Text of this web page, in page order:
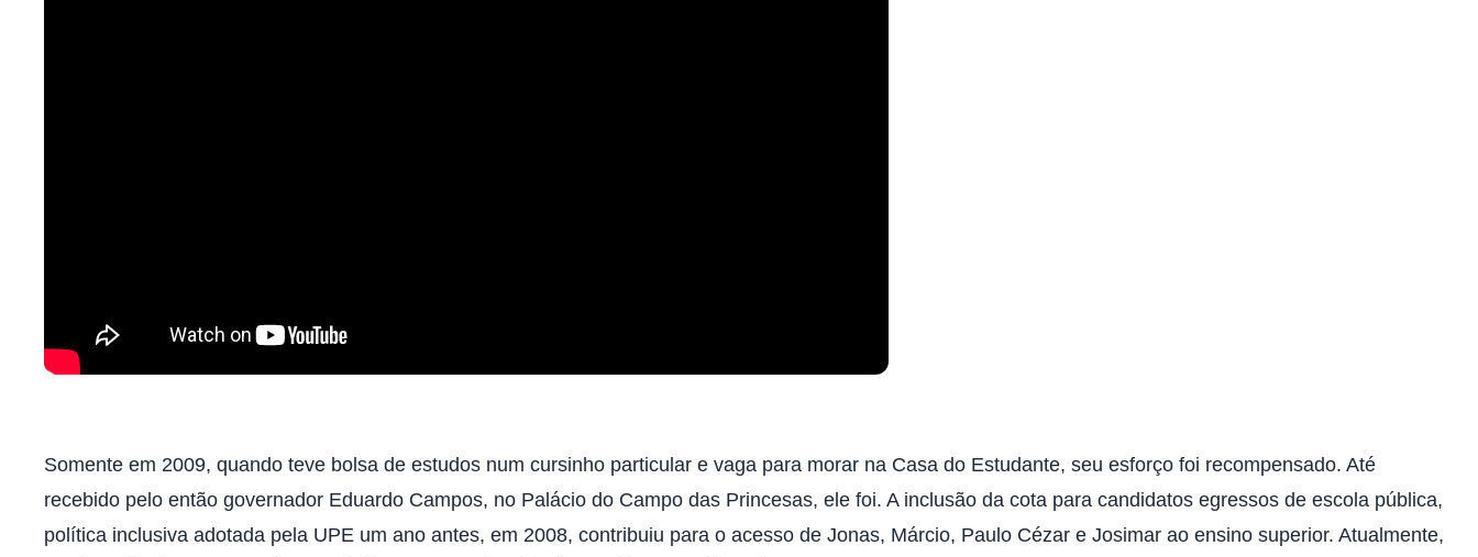
Somente em 2009, quando teve bolsa de estudos num cursinho particular e vaga para morar na Casa do Estudante, seu esforço foi recompensado. Até
recebido pelo então governador Eduardo Campos, no Palácio do Campo das Princesas, ele foi. A inclusão da cota para candidatos egressos de escola pública,
política inclusiva adotada pela UPE um ano antes, em 2008, contribuiu para o acesso de Jonas, Márcio, Paulo Cézar e Josimar ao ensino superior. Atualmente,